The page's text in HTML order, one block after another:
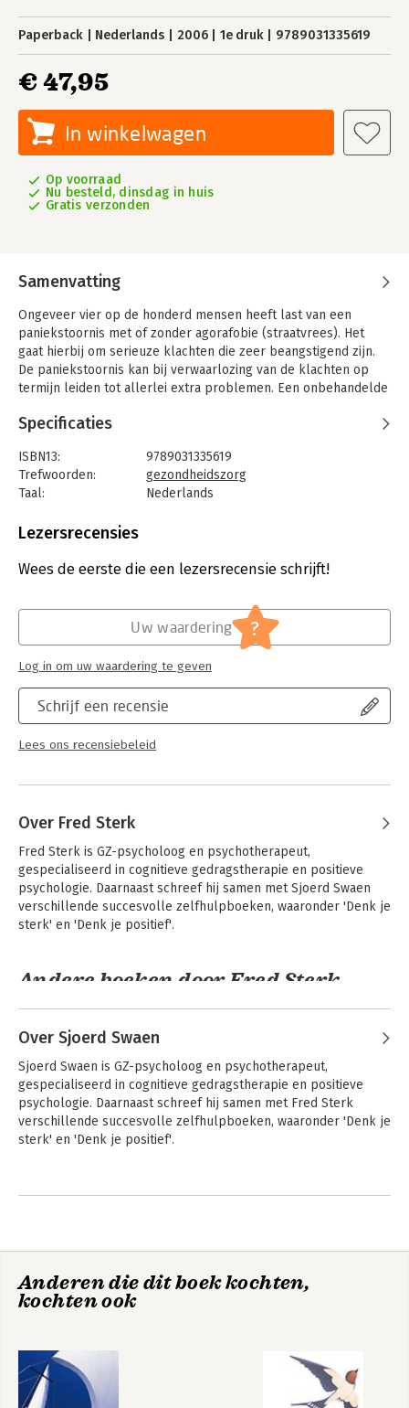
Paperback Nederlands 2006 1e druk 9789031335619
€ 47,95
In winkelwagen
Op voorraad
Nu besteld, dinsdag in huis
Gratis verzonden
Samenvatting
Ongeveer vier op de honderd mensen heeft last van een
paniekstoornis met of zonder agorafobie (straatvrees). Het
gaat hierbij om serieuze klachten die zeer beangstigend zijn.
De paniekstoornis kan bij verwaarlozing van de klachten op
termijn leiden tot allerlei extra problemen. Een onbehandelde
middelenmisbruik en belemmeringen in het gezins- en
'Leven met een paniekstoornis' behandelt op heldere en
toegankelijke wijze oorzaken, behandelingsmethoden en
agorafobie. Deze informatie is niet alleen bestemd voor de
cliënt/patiënt en diens directe omgeving.
ggZ. De boeken uit deze reeks zijn zowel voor de professional
als voor de cliënt uiterst bruikbaar om meer inzicht te krijgen
Specificaties
ISBN13:
9789031335619
Trefwoorden:
gezondheidszorg
Taal:
Nederlands
Aantal pagina's:
Druk:
1
Psychologie
Lezersrecensies
Wees de eerste die een lezersrecensie schrijft!
Schrijf een recensie
Lees ons recensiebeleid
Uw waardering ?
Log in om uw waardering te geven
Over Fred Sterk
Fred Sterk is GZ-psycholoog en psychotherapeut,
gespecialiseerd in cognitieve gedragstherapie en positieve
psychologie. Daarnaast schreef hij samen met Sjoerd Swaen
verschillende succesvolle zelfhulpboeken, waaronder 'Denk je
sterk' en 'Denk je positief'.
Andere boeken door Fred Sterk
Over Sjoerd Swaen
Sjoerd Swaen is GZ-psycholoog en psychotherapeut,
gespecialiseerd in cognitieve gedragstherapie en positieve
psychologie. Daarnaast schreef hij samen met Fred Sterk
verschillende succesvolle zelfhulpboeken, waaronder 'Denk je
sterk' en 'Denk je positief'.
Andere boeken door Sjoerd Swaen
Anderen die dit boek kochten,
kochten ook